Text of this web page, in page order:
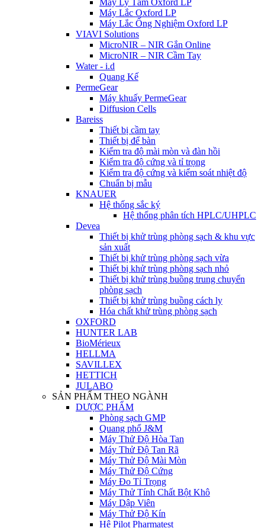
Máy Ly Tâm Oxford LP
Máy Lắc Oxford LP
Máy Lắc Ống Nghiệm Oxford LP
VIAVI Solutions
MicroNIR – NIR Gắn Online
MicroNIR – NIR Cầm Tay
Water - i.d
Quang Kế
PermeGear
Máy khuấy PermeGear
Diffusion Cells
Bareiss
Thiết bị cầm tay
Thiết bị để bàn
Kiểm tra độ mài mòn và đàn hồi
Kiểm tra độ cứng và tỉ trọng
Kiểm tra độ cứng và kiểm soát nhiệt độ
Chuẩn bị mẫu
KNAUER
Hệ thống sắc ký
Hệ thống phân tích HPLC/UHPLC
Devea
Thiết bị khử trùng phòng sạch & khu vực
sản xuất
Thiết bị khử trùng phòng sạch vừa
Thiết bị khử trùng phòng sạch nhỏ
Thiết bị khử trùng buồng trung chuyển
phòng sạch
Thiết bị khử trùng buồng cách ly
Hóa chất khử trùng phòng sạch
OXFORD
HUNTER LAB
BioMérieux
HELLMA
SAVILLEX
HETTICH
JULABO
SẢN PHẨM THEO NGÀNH
DƯỢC PHẨM
Phòng sạch GMP
Quang phổ J&M
Máy Thử Độ Hòa Tan
Máy Thử Độ Tan Rã
Máy Thử Độ Mài Mòn
Máy Thử Độ Cứng
Máy Đo Tỉ Trọng
Máy Thử Tính Chất Bột Khô
Máy Dập Viên
Máy Thử Độ Kín
Hệ Pilot Pharmatest